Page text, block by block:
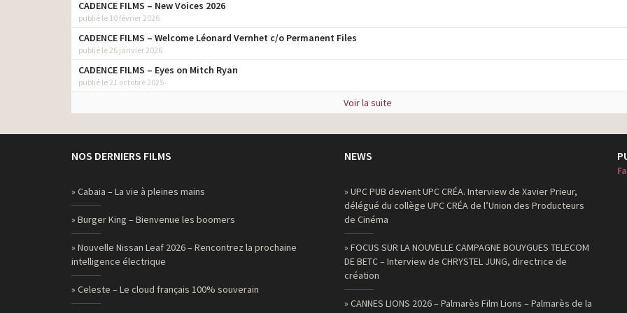
CADENCE FILMS – New Voices 2026
publié le 10 février 2026
CADENCE FILMS – Welcome Léonard Vernhet c/o Permanent Files
publié le 26 janvier 2026
CADENCE FILMS – Eyes on Mitch Ryan
publié le 21 octobre 2025
Voir la suite
NOS DERNIERS FILMS
» Cabaia – La vie à pleines mains
» Burger King – Bienvenue les boomers
» Nouvelle Nissan Leaf 2026 – Rencontrez la prochaine
intelligence électrique
» Celeste – Le cloud français 100% souverain
NEWS
» UPC PUB devient UPC CRÉA. Interview de Xavier Prieur,
délégué du collège UPC CRÉA de l’Union des Producteurs
de Cinéma
» FOCUS SUR LA NOUVELLE CAMPAGNE BOUYGUES TELECOM
DE BETC – Interview de CHRYSTEL JUNG, directrice de
création
» CANNES LIONS 2026 – Palmarès Film Lions – Palmarès de la